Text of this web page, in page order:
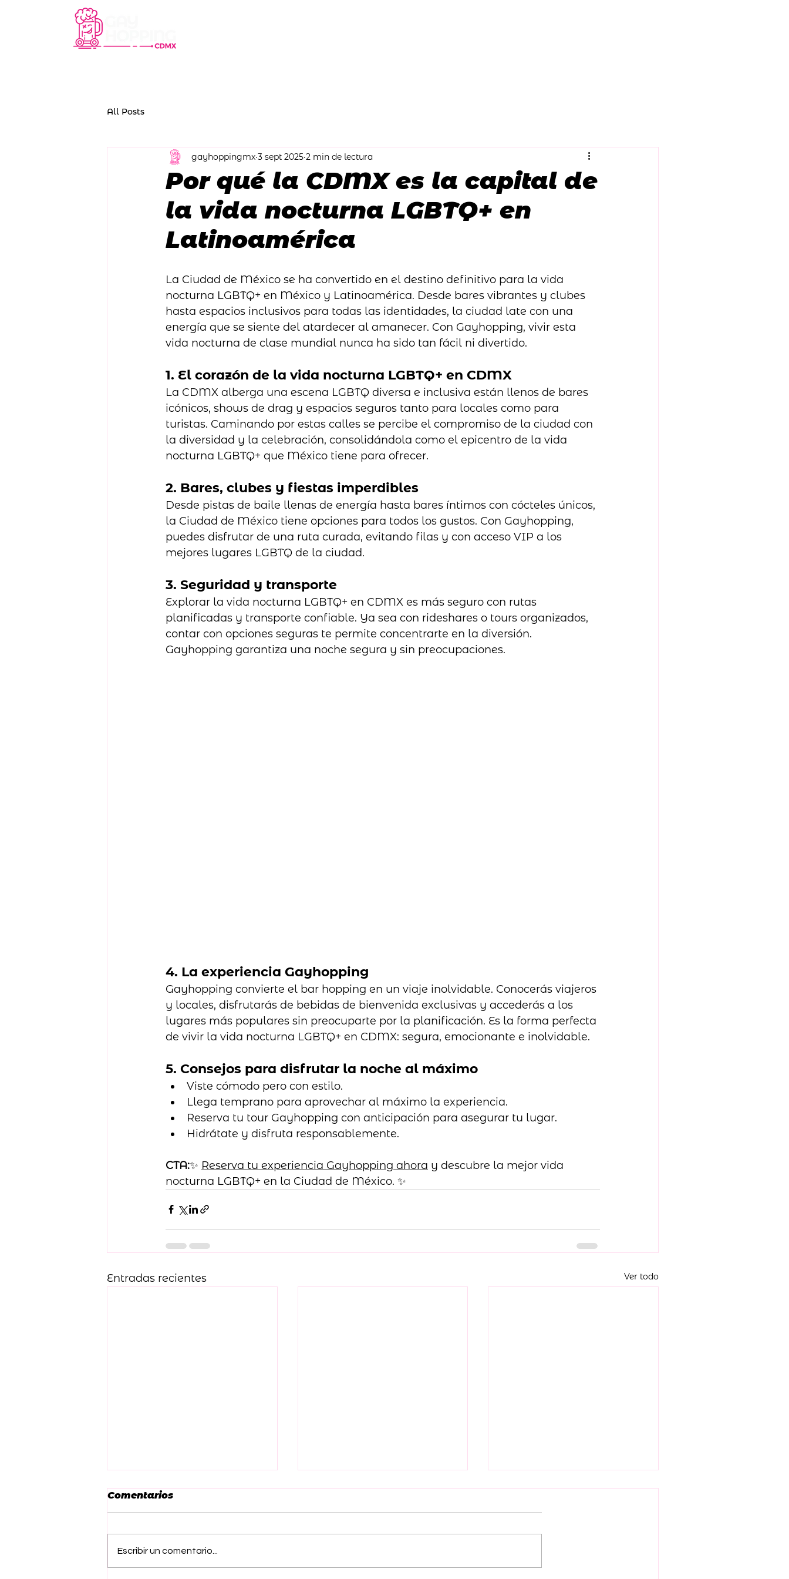
All Posts
Por qué la CDMX es la capital de
la vida nocturna LGBTQ+ en
Latinoamérica
gayhoppingmx 3 sept 2025 2 min de lectura
La Ciudad de México se ha convertido en el destino definitivo para la vida
nocturna LGBTQ+ en México y Latinoamérica. Desde bares vibrantes y clubes
hasta espacios inclusivos para todas las identidades, la ciudad late con una
energía que se siente del atardecer al amanecer. Con Gayhopping, vivir esta
vida nocturna de clase mundial nunca ha sido tan fácil ni divertido.
1. El corazón de la vida nocturna LGBTQ+ en CDMX
La CDMX alberga una escena LGBTQ diversa e inclusiva están llenos de bares
icónicos, shows de drag y espacios seguros tanto para locales como para
turistas. Caminando por estas calles se percibe el compromiso de la ciudad con
la diversidad y la celebración, consolidándola como el epicentro de la vida
nocturna LGBTQ+ que México tiene para ofrecer.
2. Bares, clubes y fiestas imperdibles
Desde pistas de baile llenas de energía hasta bares íntimos con cócteles únicos,
la Ciudad de México tiene opciones para todos los gustos. Con Gayhopping,
puedes disfrutar de una ruta curada, evitando filas y con acceso VIP a los
mejores lugares LGBTQ de la ciudad.
3. Seguridad y transporte
Explorar la vida nocturna LGBTQ+ en CDMX es más seguro con rutas
planificadas y transporte confiable. Ya sea con rideshares o tours organizados,
contar con opciones seguras te permite concentrarte en la diversión.
Gayhopping garantiza una noche segura y sin preocupaciones.
4. La experiencia Gayhopping
Gayhopping convierte el bar hopping en un viaje inolvidable. Conocerás viajeros
y locales, disfrutarás de bebidas de bienvenida exclusivas y accederás a los
lugares más populares sin preocuparte por la planificación. Es la forma perfecta
de vivir la vida nocturna LGBTQ+ en CDMX: segura, emocionante e inolvidable.
5. Consejos para disfrutar la noche al máximo
Viste cómodo pero con estilo.
Llega temprano para aprovechar al máximo la experiencia.
Reserva tu tour Gayhopping con anticipación para asegurar tu lugar.
Hidrátate y disfruta responsablemente.
CTA:✨ Reserva tu experiencia Gayhopping ahora y descubre la mejor vida
nocturna LGBTQ+ en la Ciudad de México. ✨
Entradas recientes Ver todo
Comentarios
Escribir un comentario...